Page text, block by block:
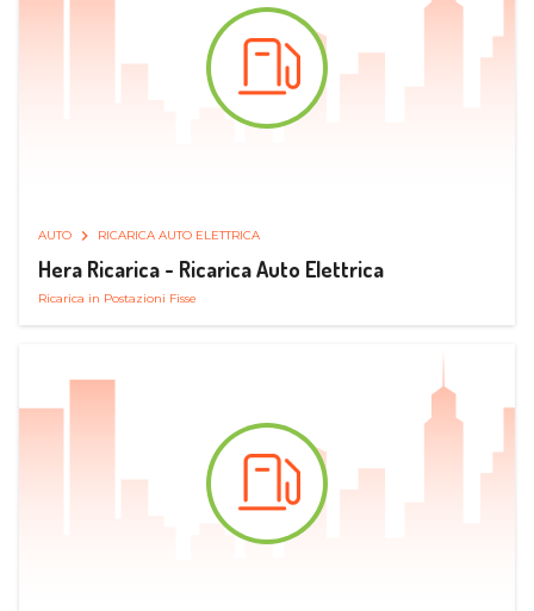
AUTO RICARICA AUTO ELETTRICA
Hera Ricarica - Ricarica Auto Elettrica
Ricarica in Postazioni Fisse